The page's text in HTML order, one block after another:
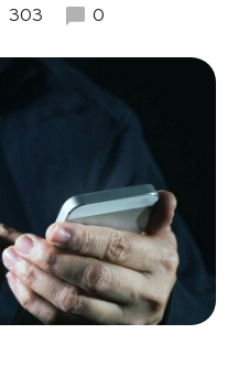
303 0